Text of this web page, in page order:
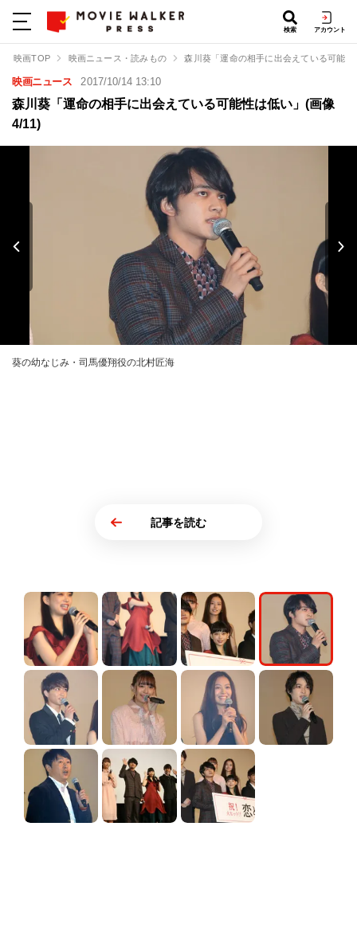
検索 アカウント
映画TOP 映画ニュース・読みもの 森川葵「運命の相手に出会えている可能性
映画ニュース 2017/10/14 13:10
森川葵「運命の相手に出会えている可能性は低い」(画像
4/11)
葵の幼なじみ・司馬優翔役の北村匠海
記事を読む